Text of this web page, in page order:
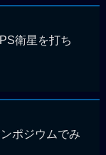
衛星を打ち
ポジウムでみ